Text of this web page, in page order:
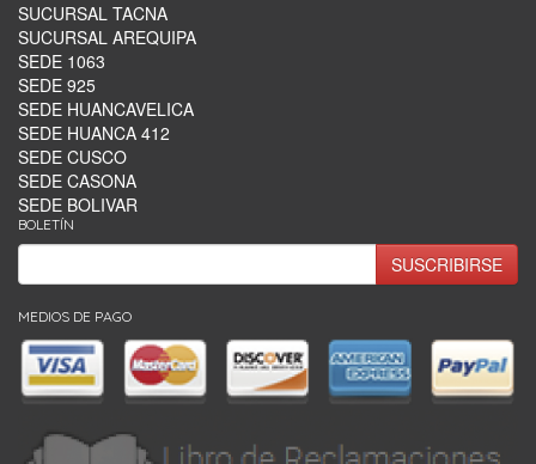
SUCURSAL TACNA
SUCURSAL AREQUIPA
SEDE 1063
SEDE 925
SEDE HUANCAVELICA
SEDE HUANCA 412
SEDE CUSCO
SEDE CASONA
SEDE BOLIVAR
BOLETÍN
SUSCRIBIRSE
MEDIOS DE PAGO